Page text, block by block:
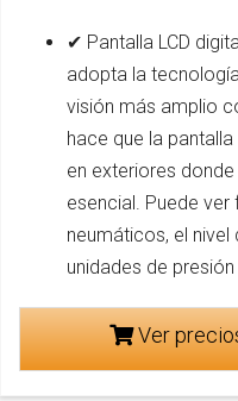
✔ Pantalla LCD
adopta la
visión más amplio
hace que la
en exteriores
esencial. Puede
neumáticos, el
unidades de
Ver